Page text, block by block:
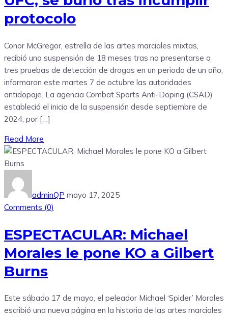
protocolo
Conor McGregor, estrella de las artes marciales mixtas,
recibió una suspensión de 18 meses tras no presentarse a
tres pruebas de detección de drogas en un periodo de un año,
informaron este martes 7 de octubre las autoridades
antidopaje. La agencia Combat Sports Anti-Doping (CSAD)
estableció el inicio de la suspensión desde septiembre de
2024, por […]
Read More
adminQP mayo 17, 2025
Comments (0)
ESPECTACULAR: Michael
Morales le pone KO a Gilbert
Burns
Este sábado 17 de mayo, el peleador Michael ‘Spider’ Morales
escribió una nueva página en la historia de las artes marciales